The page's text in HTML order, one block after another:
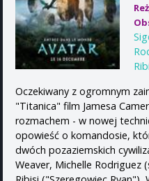
Oczekiwany z ogromnym
"Titanica" film Jamesa
rozmachem - w nowej
opowieść o komandosie,
dwóch pozaziemskich
Weaver, Michelle Rodriguez